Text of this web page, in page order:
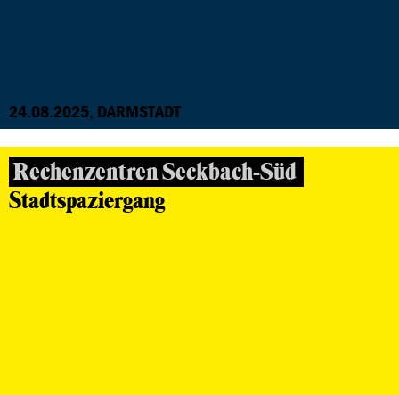
24.08.2025, DARMSTADT
Rechenzentren Seckbach-Süd
Stadtspaziergang